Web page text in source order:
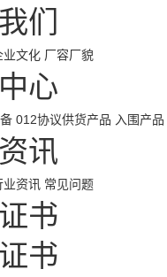
们
业文化 厂容厂貌
心
012协议供货产品 入围产品
讯
业资讯 常见问题
书
书